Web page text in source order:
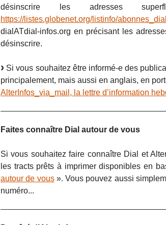
désinscrire les adresses
https://listes.globenet.org/listinfo/abonnes_dial
dialATdial-infos.org en précisant les
désinscrire.
Si vous souhaitez être informé-e des
principalement, mais aussi en anglais, en
AlterInfos_via_mail, la lettre d’information
Faites connaître Dial autour de vous
Si vous souhaitez faire connaître Dial et
les tracts prêts à imprimer disponibles en
autour de vous». Vous pouvez aussi
numéro...